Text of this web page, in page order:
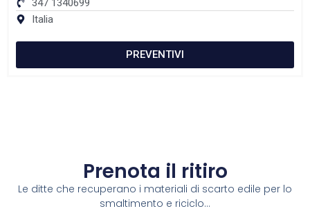
347 1340699
Italia
PREVENTIVI
Prenota il ritiro
Le ditte che recuperano i materiali di scarto edile per lo
smaltimento e riciclo...